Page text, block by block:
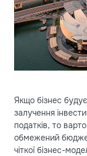
Якщо бізнес
залучення
податків, то
обмежений
чіткої бізнес-